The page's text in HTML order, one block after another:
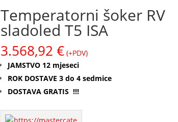
Temperatorni šoker RV
sladoled T5 ISA
3.568,92€ (+PDV)
JAMSTVO 12 mjeseci
ROK DOSTAVE 3 do 4 sedmice
DOSTAVA GRATIS !!!